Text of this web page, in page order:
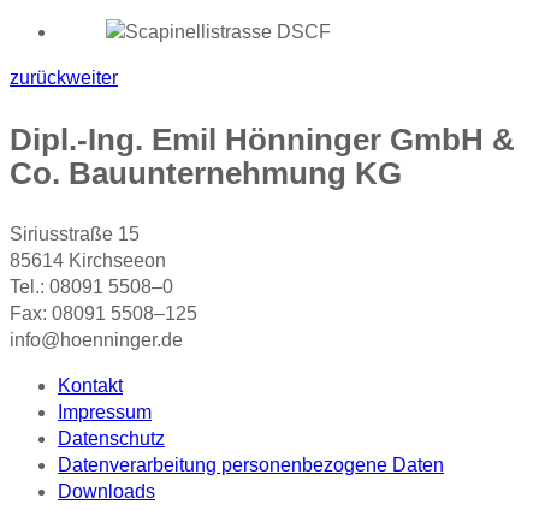
zurückweiter
Dipl.-Ing. Emil Hönninger GmbH &
Co. Bauunternehmung KG
Siriusstraße 15
85614 Kirchseeon
Tel.: 08091 5508–0
Fax: 08091 5508–125
info@hoenninger.de
Kontakt
Impressum
Datenschutz
Datenverarbeitung personenbezogene Daten
Downloads